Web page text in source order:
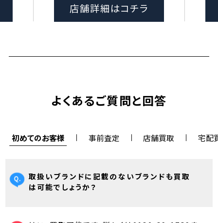
店舗詳細はコチラ
よくあるご質問と回答
初めてのお客様 事前査定 店舗買取 宅配
取扱いブランドに記載のないブランドも買取
は可能でしょうか？